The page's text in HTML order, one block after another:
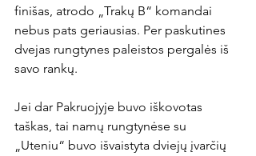
finišas, atrodo „Trakų B“ komandai
nebus pats geriausias. Per paskutines
dvejas rungtynes paleistos pergalės iš
savo rankų.
Jei dar Pakruojyje buvo iškovotas
taškas, tai namų rungtynėse su
„Uteniu“ buvo išvaistyta dviejų įvarčių